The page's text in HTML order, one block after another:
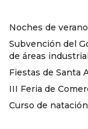
Noches de
Subvención del
de áreas
Fiestas de Santa
III Feria de
Curso de natación